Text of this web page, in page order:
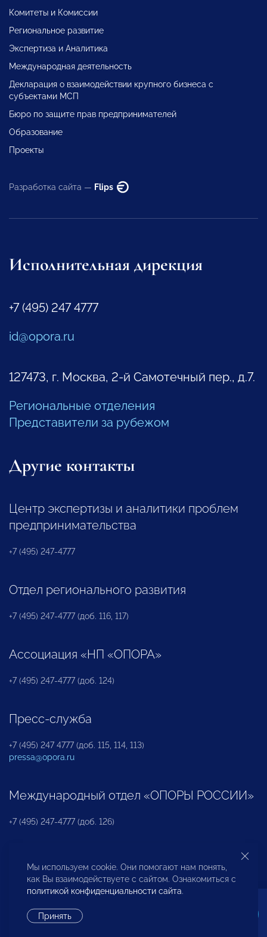
Комитеты и Комиссии
Региональное развитие
Экспертиза и Аналитика
Международная деятельность
Декларация о взаимодействии крупного бизнеса с
субъектами МСП
Бюро по защите прав предпринимателей
Образование
Проекты
Разработка сайта — Flips
Исполнительная дирекция
+7 (495) 247 4777
id@opora.ru
127473, г. Москва, 2-й Самотечный пер., д.7.
Региональные отделения
Представители за рубежом
Другие контакты
Центр экспертизы и аналитики проблем
предпринимательства
+7 (495) 247-4777
Отдел регионального развития
+7 (495) 247-4777 (доб. 116, 117)
Ассоциация «НП «ОПОРА»
+7 (495) 247-4777 (доб. 124)
Пресс-служба
+7 (495) 247 4777 (доб. 115, 114, 113)
pressa@opora.ru
Международный отдел «ОПОРЫ РОССИИ»
+7 (495) 247-4777 (доб. 126)
Бюро по защите прав предпринимателей и
инвесторов
Мы используем cookie. Они помогают нам понять,
как Вы взаимодействуете с сайтом. Ознакомиться с
политикой конфиденциальности сайта.
Принять